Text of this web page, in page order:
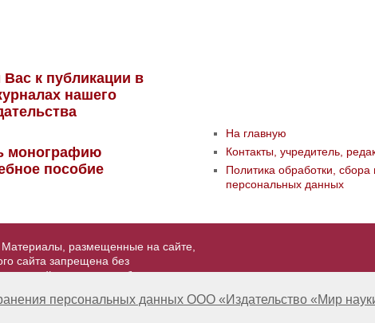
персональных данных ООО «Издательство «Мир
к публикации в
нашего
монографию
пособие
На главную
Контакты, учредитель,
Политика обработки, сбора
персональных данных
размещенные на сайте,
сайта запрещена без
на сайте научные публикации